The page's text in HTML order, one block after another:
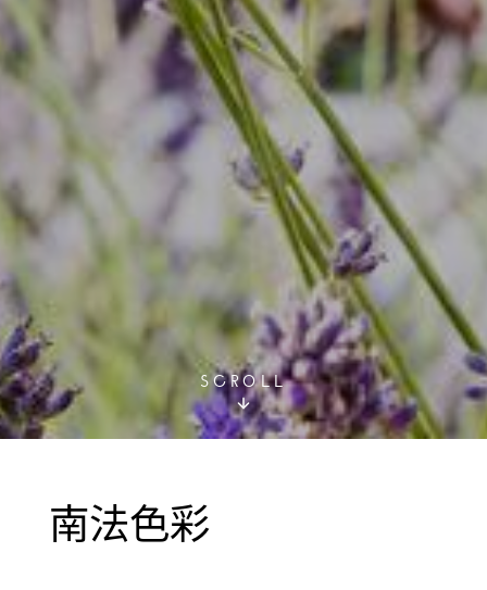
SCROLL
南法色彩